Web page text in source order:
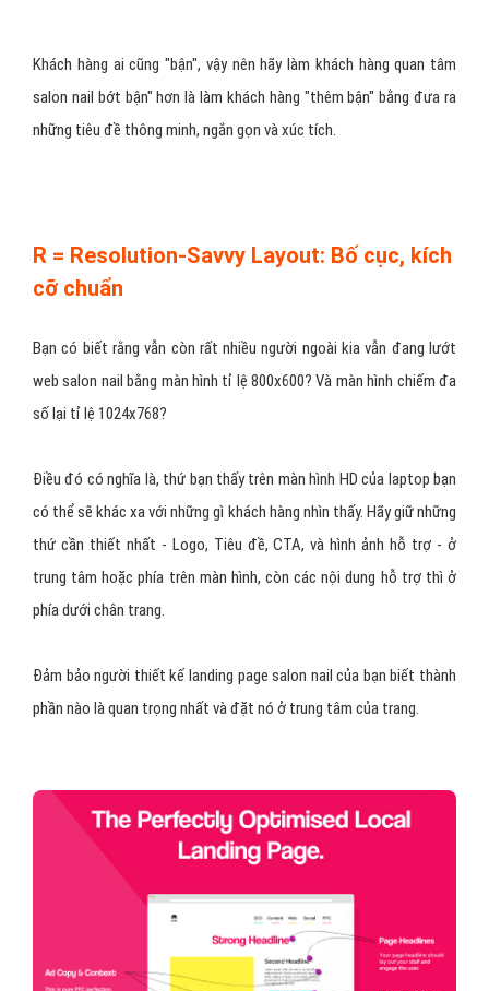
Khách hàng ai cũng "bận", vậy nên hãy làm khách hàng quan tâm
salon nail bớt bận" hơn là làm khách hàng "thêm bận" bằng đưa ra
những tiêu đề thông minh, ngắn gọn và xúc tích.
R = Resolution-Savvy Layout: Bố cục, kích
cỡ chuẩn
Bạn có biết rằng vẫn còn rất nhiều người ngoài kia vẫn đang lướt
web salon nail bằng màn hình tỉ lệ 800x600? Và màn hình chiếm đa
số lại tỉ lệ 1024x768?
Điều đó có nghĩa là, thứ bạn thấy trên màn hình HD của laptop bạn
có thể sẽ khác xa với những gì khách hàng nhìn thấy. Hãy giữ những
thứ cần thiết nhất - Logo, Tiêu đề, CTA, và hình ảnh hỗ trợ - ở
trung tâm hoặc phía trên màn hình, còn các nội dung hỗ trợ thì ở
phía dưới chân trang.
Đảm bảo người thiết kế landing page salon nail của bạn biết thành
phần nào là quan trọng nhất và đặt nó ở trung tâm của trang.